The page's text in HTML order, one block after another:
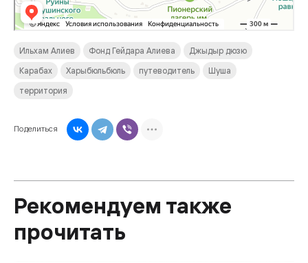
Ильхам Алиев Фонд Гейдара Алиева
Джыдыр дюзю
Карабах
Харыбюльбюль путеводитель
Шуша
территория
Поделиться
Рекомендуем также
прочитать